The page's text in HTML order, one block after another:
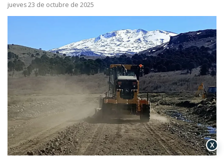
jueves 23 de octubre de 2025
X